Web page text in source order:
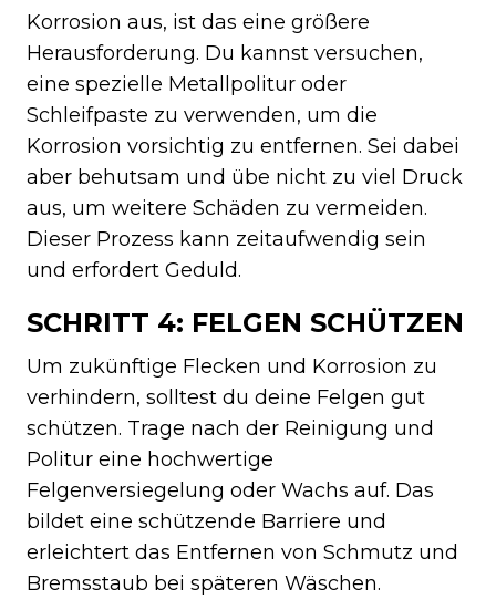
Korrosion aus, ist das eine größere
Herausforderung. Du kannst versuchen,
eine spezielle Metallpolitur oder
Schleifpaste zu verwenden, um die
Korrosion vorsichtig zu entfernen. Sei dabei
aber behutsam und übe nicht zu viel Druck
aus, um weitere Schäden zu vermeiden.
Dieser Prozess kann zeitaufwendig sein
und erfordert Geduld.
SCHRITT 4: FELGEN SCHÜTZEN
Um zukünftige Flecken und Korrosion zu
verhindern, solltest du deine Felgen gut
schützen. Trage nach der Reinigung und
Politur eine hochwertige
Felgenversiegelung oder Wachs auf. Das
bildet eine schützende Barriere und
erleichtert das Entfernen von Schmutz und
Bremsstaub bei späteren Wäschen.